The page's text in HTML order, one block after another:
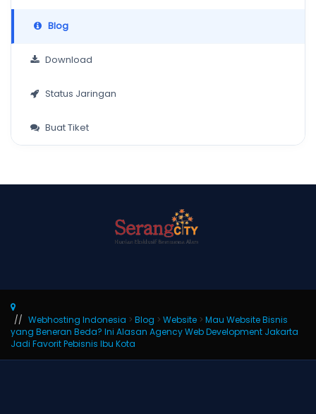
Blog
Download
Status Jaringan
Buat Tiket
Webhosting Indonesia > Blog > Website > Mau Website Bisnis
yang Beneran Beda? Ini Alasan Agency Web Development Jakarta
Jadi Favorit Pebisnis Ibu Kota